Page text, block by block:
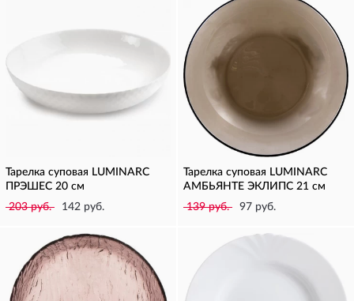
Тарелка суповая LUMINARC
ПРЭШЕС 20 см
203 руб.
142 руб.
Тарелка суповая LUMINARC
АМБЬЯНТЕ ЭКЛИПС 21 см
139 руб.
97 руб.